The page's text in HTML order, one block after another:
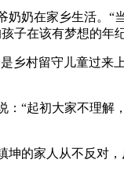
奶在家乡生活。“
子在该有梦想的年
乡村留守儿童过来
“起初大家不理解
的家人从不反对